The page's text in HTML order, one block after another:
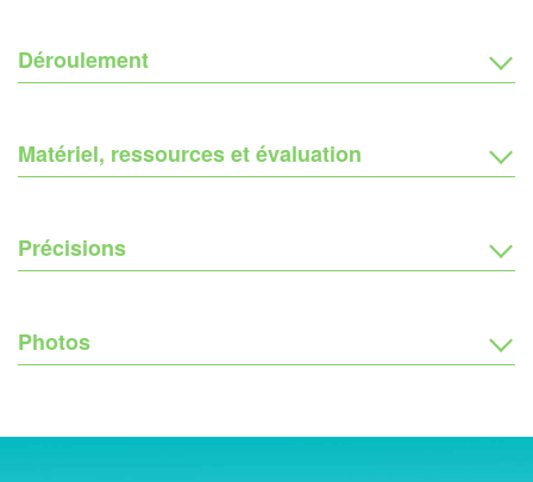
Déroulement
Matériel, ressources et évaluation
Précisions
Photos